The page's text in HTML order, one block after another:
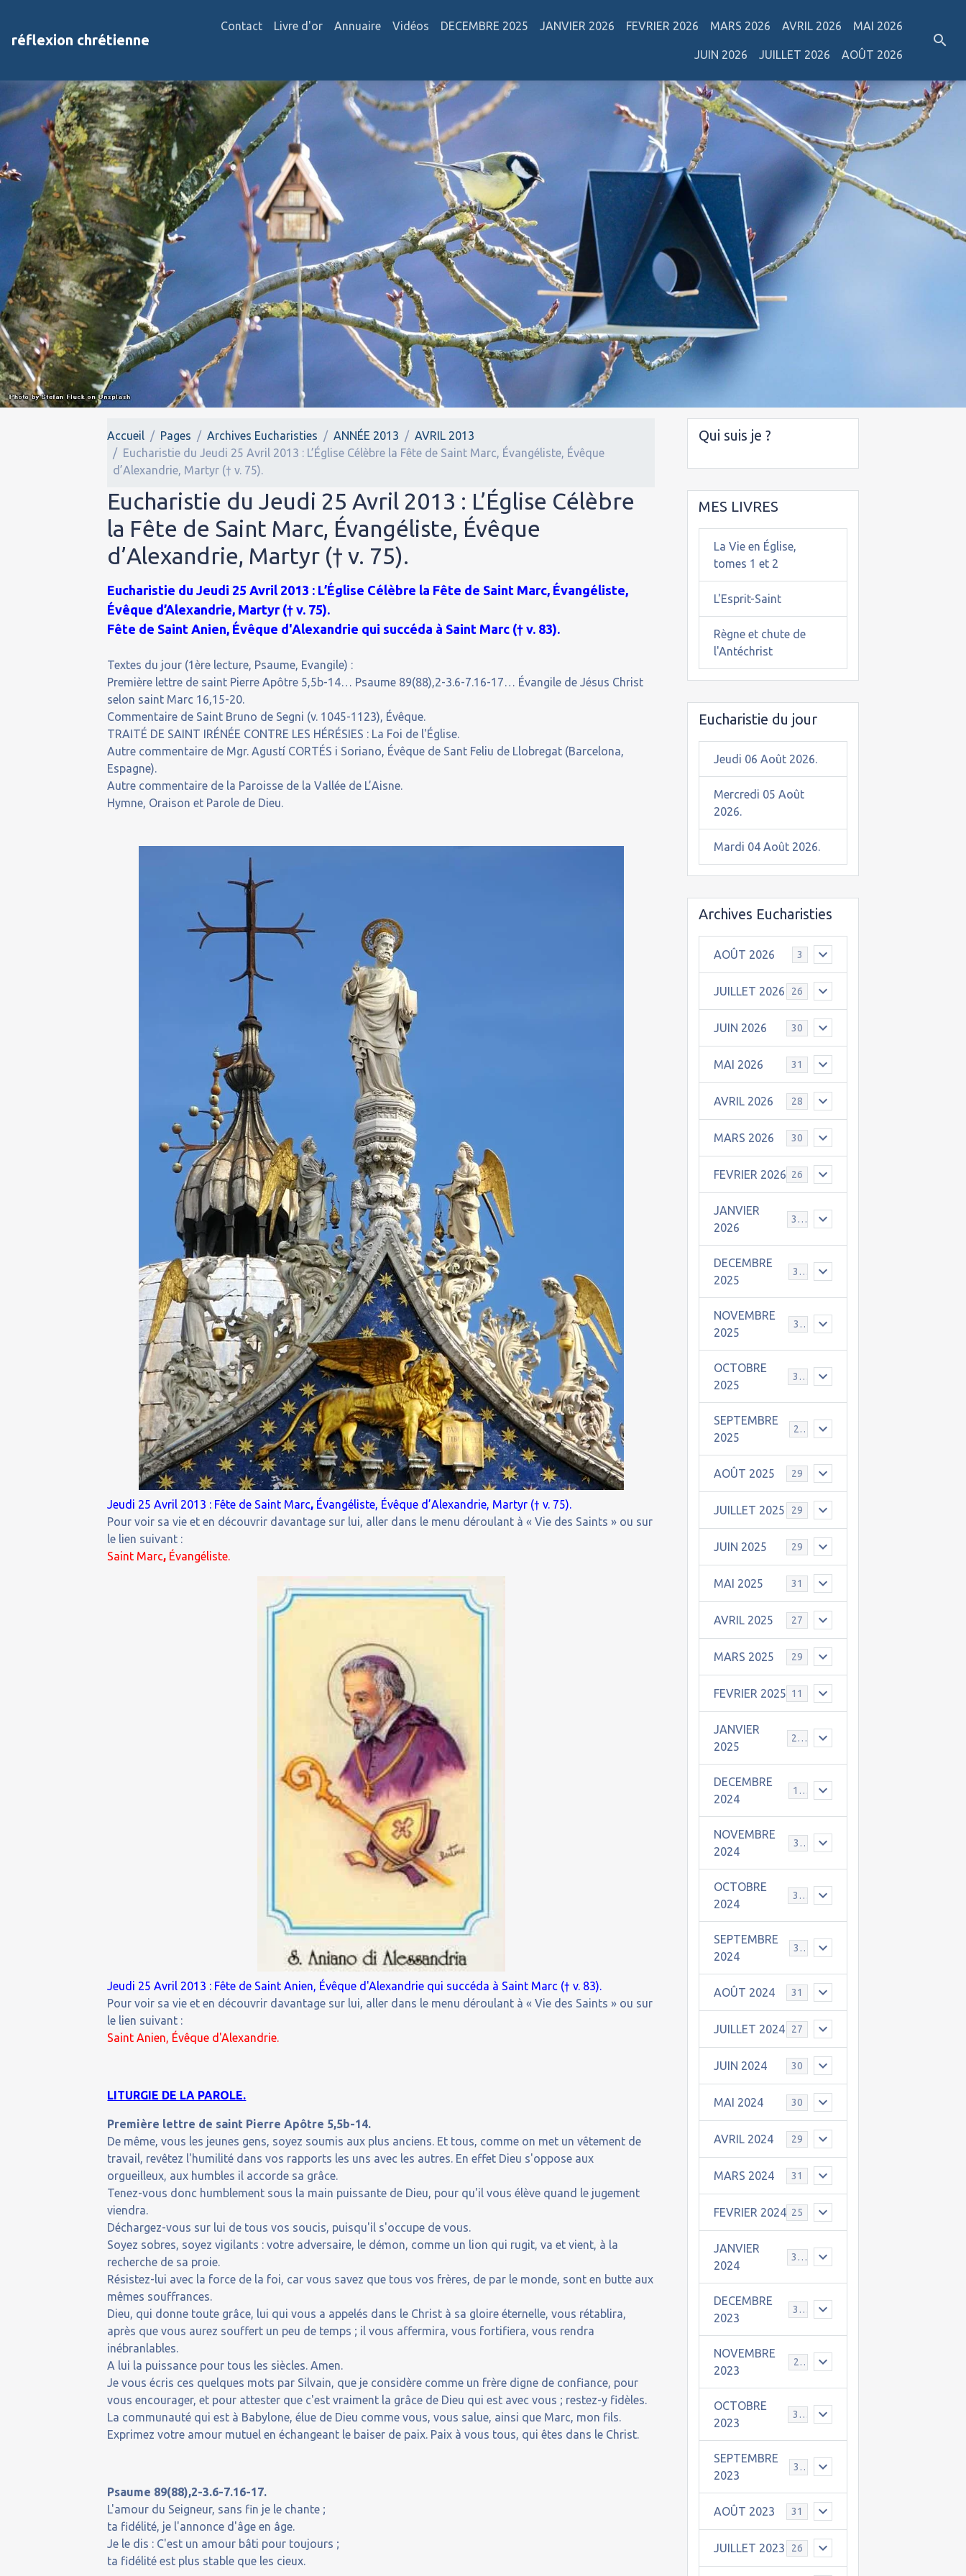
réflexion chrétienne
Contact Livre d'or Annuaire Vidéos DECEMBRE 2025 JANVIER 2026 FEVRIER 2026 MARS 2026 AVRIL 2026 MAI 2026
JUIN 2026 JUILLET 2026 AOÛT 2026
Accueil Pages Archives Eucharisties ANNÉE 2013
AVRIL 2013
Eucharistie du Jeudi 25 Avril 2013 : L’Église Célèbre la Fête de Saint Marc, Évangéliste, Évêque
d’Alexandrie, Martyr († v. 75).
Eucharistie du Jeudi 25 Avril 2013 : L’Église Célèbre
la Fête de Saint Marc, Évangéliste, Évêque
d’Alexandrie, Martyr († v. 75).
Eucharistie du Jeudi 25 Avril 2013 : L’Église Célèbre la Fête de Saint Marc, Évangéliste,
Évêque d’Alexandrie, Martyr († v. 75).
Fête de Saint Anien, Évêque d'Alexandrie qui succéda à Saint Marc († v. 83).
Textes du jour (1ère lecture, Psaume, Evangile) :
Première lettre de saint Pierre Apôtre 5,5b-14… Psaume 89(88),2-3.6-7.16-17… Évangile de Jésus Christ
selon saint Marc 16,15-20.
Commentaire de Saint Bruno de Segni (v. 1045-1123), Évêque.
TRAITÉ DE SAINT IRÉNÉE CONTRE LES HÉRÉSIES : La Foi de l'Église.
Autre commentaire de Mgr. Agustí CORTÉS i Soriano, Évêque de Sant Feliu de Llobregat (Barcelona,
Espagne).
Autre commentaire de la Paroisse de la Vallée de L’Aisne.
Hymne, Oraison et Parole de Dieu.
Jeudi 25 Avril 2013 : Fête de Saint Marc, Évangéliste, Évêque d’Alexandrie, Martyr († v. 75).
Pour voir sa vie et en découvrir davantage sur lui, aller dans le menu déroulant à « Vie des Saints » ou sur
le lien suivant :
Saint Marc, Évangéliste.
Jeudi 25 Avril 2013 : Fête de Saint Anien, Évêque d'Alexandrie qui succéda à Saint Marc († v. 83).
Pour voir sa vie et en découvrir davantage sur lui, aller dans le menu déroulant à « Vie des Saints » ou sur
le lien suivant :
Saint Anien, Évêque d'Alexandrie.
LITURGIE DE LA PAROLE.
Première lettre de saint Pierre Apôtre 5,5b-14.
De même, vous les jeunes gens, soyez soumis aux plus anciens. Et tous, comme on met un vêtement de
travail, revêtez l'humilité dans vos rapports les uns avec les autres. En effet Dieu s'oppose aux
orgueilleux, aux humbles il accorde sa grâce.
Tenez-vous donc humblement sous la main puissante de Dieu, pour qu'il vous élève quand le jugement
viendra.
Déchargez-vous sur lui de tous vos soucis, puisqu'il s'occupe de vous.
Soyez sobres, soyez vigilants : votre adversaire, le démon, comme un lion qui rugit, va et vient, à la
recherche de sa proie.
Résistez-lui avec la force de la foi, car vous savez que tous vos frères, de par le monde, sont en butte aux
mêmes souffrances.
Dieu, qui donne toute grâce, lui qui vous a appelés dans le Christ à sa gloire éternelle, vous rétablira,
après que vous aurez souffert un peu de temps ; il vous affermira, vous fortifiera, vous rendra
inébranlables.
A lui la puissance pour tous les siècles. Amen.
Je vous écris ces quelques mots par Silvain, que je considère comme un frère digne de confiance, pour
vous encourager, et pour attester que c'est vraiment la grâce de Dieu qui est avec vous ; restez-y fidèles.
La communauté qui est à Babylone, élue de Dieu comme vous, vous salue, ainsi que Marc, mon fils.
Exprimez votre amour mutuel en échangeant le baiser de paix. Paix à vous tous, qui êtes dans le Christ.
Psaume 89(88),2-3.6-7.16-17.
L'amour du Seigneur, sans fin je le chante ;
ta fidélité, je l'annonce d'âge en âge.
Je le dis : C'est un amour bâti pour toujours ;
ta fidélité est plus stable que les cieux.
Qui suis je ?
MES LIVRES
La Vie en Église,
tomes 1 et 2
L'Esprit-Saint
Règne et chute de
l'Antéchrist
Eucharistie du jour
Jeudi 06 Août 2026.
Mercredi 05 Août
2026.
Mardi 04 Août 2026.
Archives Eucharisties
AOÛT 2026 3
JUILLET 2026 26
JUIN 2026 30
MAI 2026 31
AVRIL 2026 28
MARS 2026 30
FEVRIER 2026 26
JANVIER
2026
31
DECEMBRE
2025
30
NOVEMBRE
2025
30
OCTOBRE
2025
31
SEPTEMBRE
2025
25
AOÛT 2025 29
JUILLET 2025 29
JUIN 2025 29
MAI 2025 31
AVRIL 2025 27
MARS 2025 29
FEVRIER 2025 11
JANVIER
2025
25
DECEMBRE
2024
19
NOVEMBRE
2024
30
OCTOBRE
2024
31
SEPTEMBRE
2024
30
AOÛT 2024 31
JUILLET 2024 27
JUIN 2024 30
MAI 2024 30
AVRIL 2024 29
MARS 2024 31
FEVRIER 2024 25
JANVIER
2024
30
DECEMBRE
2023
31
NOVEMBRE
2023
24
OCTOBRE
2023
31
SEPTEMBRE
2023
30
AOÛT 2023 31
JUILLET 2023 26